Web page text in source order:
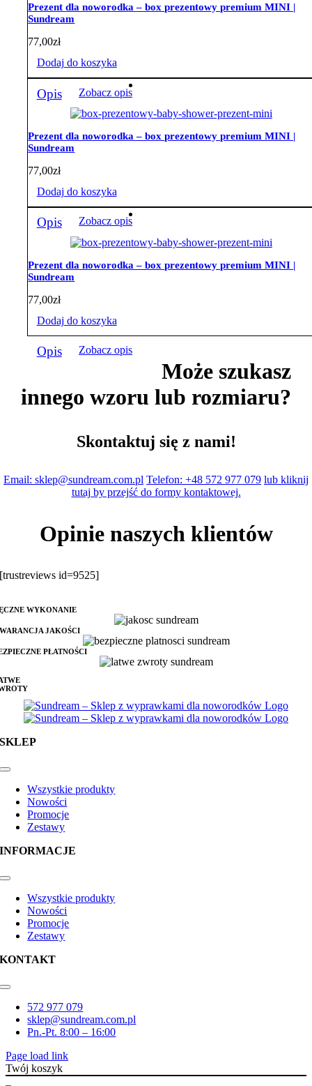
Prezent dla noworodka – box prezentowy premium MINI |
Sundream
77,00zł
Dodaj do koszyka
Opis Zobacz opis
Prezent dla noworodka – box prezentowy premium MINI |
Sundream
77,00zł
Dodaj do koszyka
Opis Zobacz opis
Prezent dla noworodka – box prezentowy premium MINI |
Sundream
77,00zł
Dodaj do koszyka
Opis Zobacz opis
Może szukasz
innego wzoru lub rozmiaru?
Skontaktuj się z nami!
Email: sklep@sundream.com.pl Telefon: +48 572 977 079 lub kliknij
tutaj by przejść do formy kontaktowej.
Opinie naszych klientów
[trustreviews id=9525]
WYKONANIE
JAKOŚCI
PŁATNOŚCI
SKLEP
Toggle
NavigationWszystkie produkty
Nowości
Promocje
Zestawy
INFORMACJE
Toggle
NavigationWszystkie produkty
Nowości
Promocje
Zestawy
KONTAKT
Toggle
Navigation572 977 079
sklep@sundream.com.pl
Pn.-Pt. 8:00 – 16:00
Page load link
Twój koszyk